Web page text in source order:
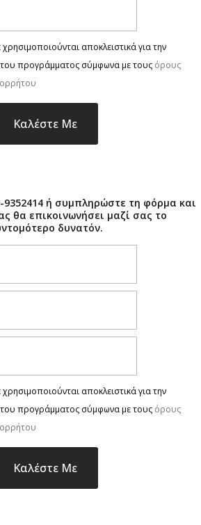
αποκλειστικά για την
προγράμματος σύμφωνα με τους όρους
9352414 ή συμπληρώστε τη φόρμα και
θα επικοινωνήσει μαζί σας το
δυνατόν.
αποκλειστικά για την
προγράμματος σύμφωνα με τους όρους